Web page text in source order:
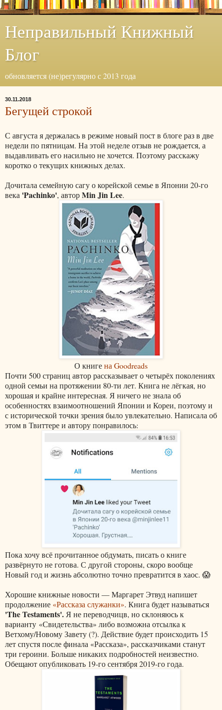
Неправильный Книжный
Блог
обновляется (не)регулярно с 2013 года
30.11.2018
Бегущей строкой
С августа я держалась в режиме новый пост в блоге раз в две
недели по пятницам. На этой неделе отзыв не рождается, а
выдавливать его насильно не хочется. Поэтому расскажу
коротко о текущих книжных делах.
Дочитала семейную сагу о корейской семье в Японии 20-го
века 'Pachinko', авторMin Jin Lee.
О книгена Goodreads
Почти 500 страниц автор рассказывает о четырёх поколениях
одной семьи на протяжении 80-ти лет. Книга не лёгкая, но
хорошая и крайне интересная. Я ничего не знала об
особенностях взаимоотношений Японии и Кореи, поэтому и
с исторической точки зрения было увлекательно. Написала об
этом в Твиттере и автору понравилось:
Пока хочу всё прочитанное обдумать, писать о книге
развёрнуто не готова. С другой стороны, скоро вообще
Новый год и жизнь абсолютно точно превратится в хаос. 😱
Хорошие книжные новости — Маргарет Этвуд напишет
продолжение «Рассказа служанки». Книга будет называться
'The Testaments'. Я не переводчицв, но склоняюсь к
варианту «Свидетельства» либо возможна отсылка к
Ветхому/Новому Завету (?). Действие будет происходить 15
лет спустя после финала «Рассказа», рассказчиками станут
три героини. Больше никаких подробностей неизвестно.
Обещают опубликовать 19-го сентября 2019-го года.